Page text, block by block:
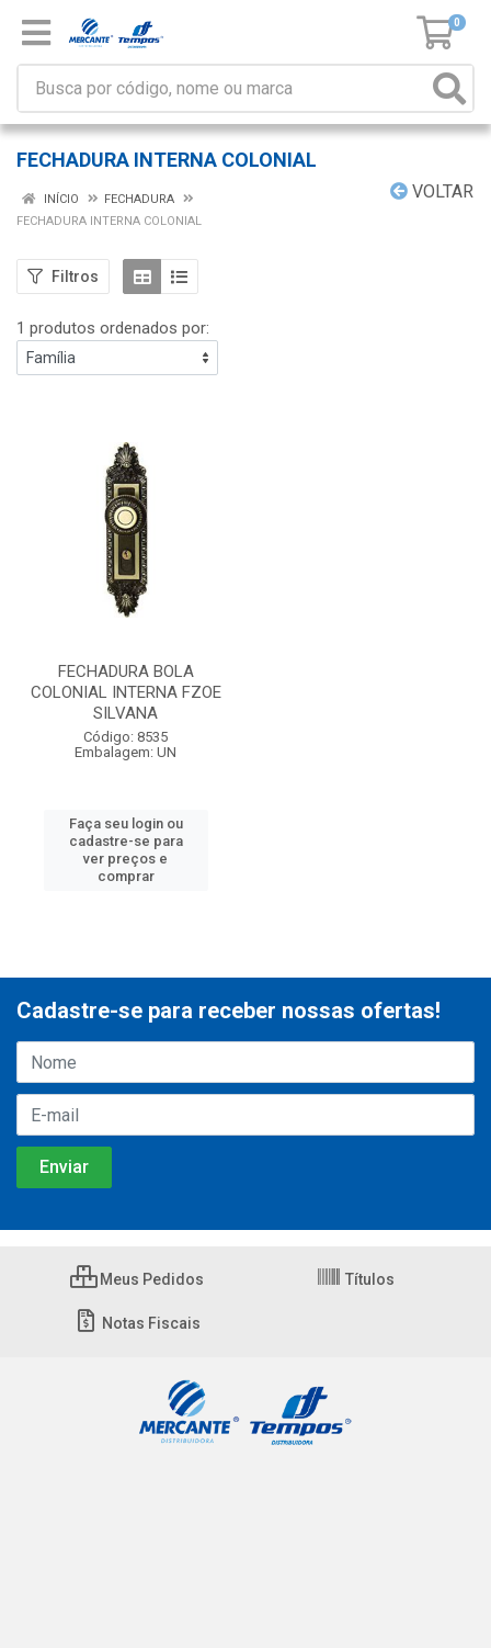
0
FECHADURA INTERNA COLONIAL
VOLTAR
INÍCIO
FECHADURA
FECHADURA INTERNA COLONIAL
Filtros
1 produtos ordenados por:
FECHADURA BOLA
COLONIAL INTERNA FZOE
SILVANA
Código: 8535
Embalagem: UN
Faça seu login ou
cadastre-se para
ver preços e
comprar
Cadastre-se para receber nossas ofertas!
Meus Pedidos Títulos
Notas Fiscais